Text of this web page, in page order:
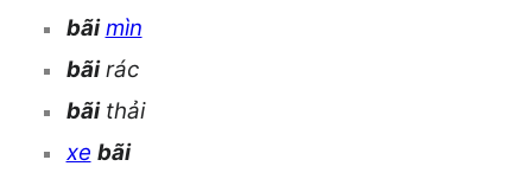
bãi mìn
bãirác
bãithải
xe bãi